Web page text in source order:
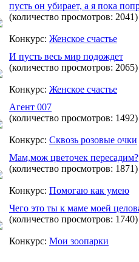
пусть он убирает, а я пока
(количество просмотров: 2041)
Конкурс: Женское счастье
И пусть весь мир подождет
(количество просмотров: 2065)
Конкурс: Женское счастье
Агент 007
(количество просмотров: 1492)
Конкурс: Сквозь розовые очки
Мам,мож цветочек пересадим?
(количество просмотров: 1871)
Конкурс: Помогаю как умею
Чего это ты к маме моей
(количество просмотров: 1740)
Конкурс: Мои зоопарки